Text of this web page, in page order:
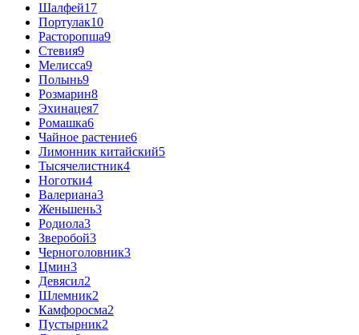
Шалфей17
Портулак10
Расторопша9
Стевия9
Мелисса9
Полынь9
Розмарин8
Эхинацея7
Ромашка6
Чайное растение6
Лимонник китайский5
Тысячелистник4
Ноготки4
Валериана3
Женьшень3
Родиола3
Зверобой3
Черноголовник3
Цмин3
Девясил2
Шлемник2
Камфоросма2
Пустырник2